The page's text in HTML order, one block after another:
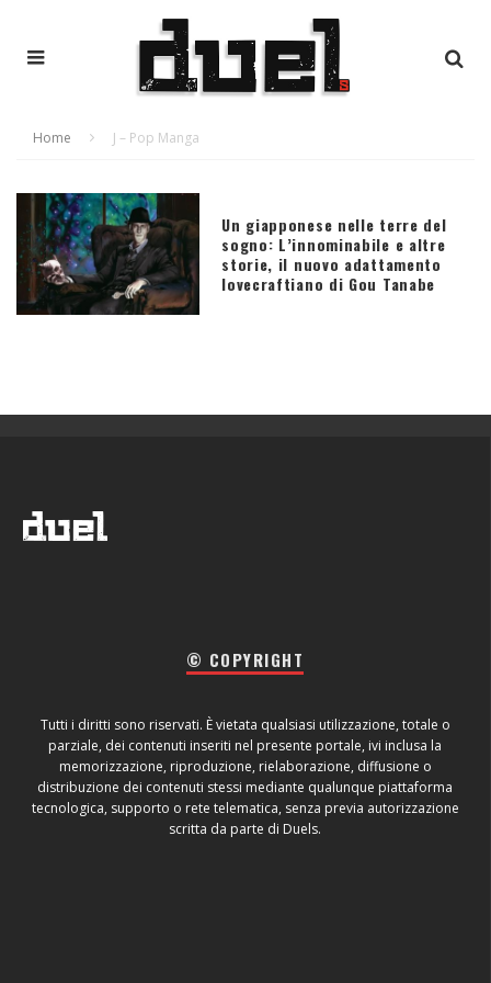
Home J – Pop Manga
Un giapponese nelle terre del
sogno: L’innominabile e altre
storie, il nuovo adattamento
lovecraftiano di Gou Tanabe
© COPYRIGHT
Tutti i diritti sono riservati. È vietata qualsiasi utilizzazione, totale o
parziale, dei contenuti inseriti nel presente portale, ivi inclusa la
memorizzazione, riproduzione, rielaborazione, diffusione o
distribuzione dei contenuti stessi mediante qualunque piattaforma
tecnologica, supporto o rete telematica, senza previa autorizzazione
scritta da parte di Duels.